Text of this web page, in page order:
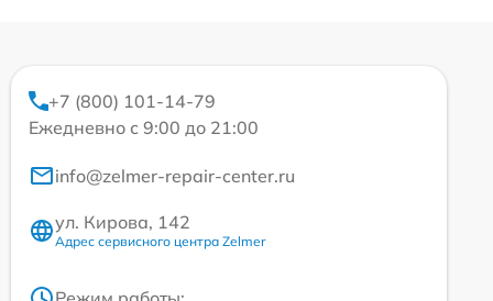
+7 (800) 101-14-79
Ежедневно с 9:00 до 21:00
info@zelmer-repair-center.ru
ул. Кирова, 142
Адрес сервисного центра Zelmer